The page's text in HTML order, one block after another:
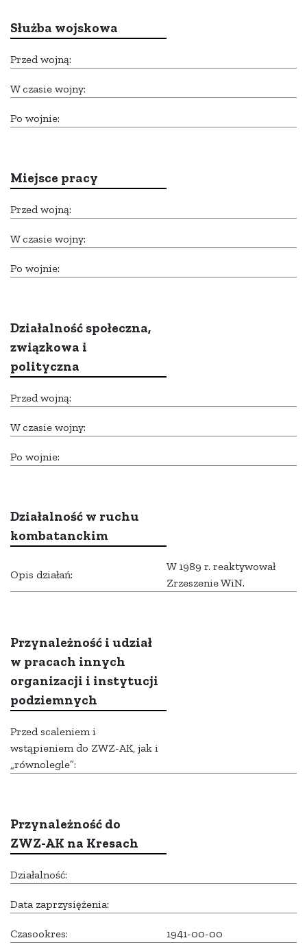
Służba wojskowa
Przed wojną:
W czasie wojny:
Po wojnie:
Miejsce pracy
Przed wojną:
W czasie wojny:
Po wojnie:
Działalność społeczna,
związkowa i
polityczna
Przed wojną:
W czasie wojny:
Po wojnie:
Działalność w ruchu
kombatanckim
Opis działań:
W 1989 r. reaktywował
Zrzeszenie WiN.
Przynależność i udział
w pracach innych
organizacji i instytucji
podziemnych
Przed scaleniem i
wstąpieniem do ZWZ-AK, jak i
„równolegle”:
Przynależność do
ZWZ-AK na Kresach
Działalność:
Data zaprzysiężenia:
Czasookres: 1941-00-00